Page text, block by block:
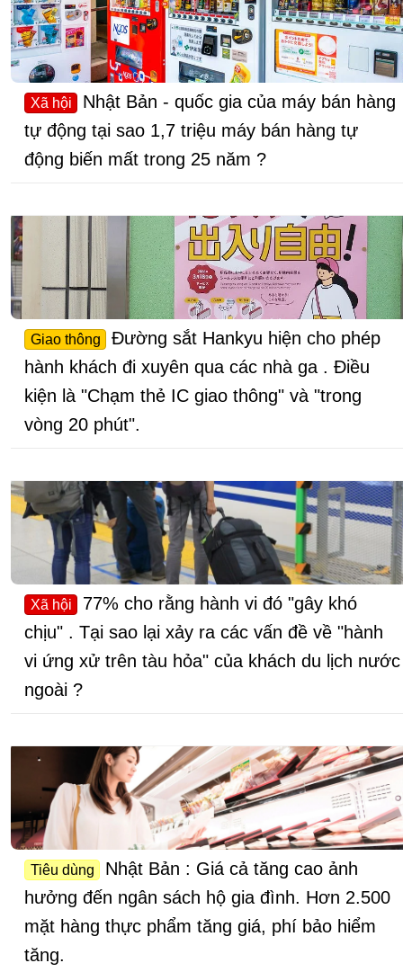
Xã hội
Nhật Bản - quốc gia của máy bán hàng
tự động tại sao 1,7 triệu máy bán hàng tự
động biến mất trong 25 năm ?
Giao thông
Đường sắt Hankyu hiện cho phép
hành khách đi xuyên qua các nhà ga . Điều
kiện là "Chạm thẻ IC giao thông" và "trong
vòng 20 phút".
Xã hội
77% cho rằng hành vi đó "gây khó
chịu" . Tại sao lại xảy ra các vấn đề về "hành
vi ứng xử trên tàu hỏa" của khách du lịch nước
ngoài ?
Tiêu dùng
Nhật Bản : Giá cả tăng cao ảnh
hưởng đến ngân sách hộ gia đình. Hơn 2.500
mặt hàng thực phẩm tăng giá, phí bảo hiểm
tăng.